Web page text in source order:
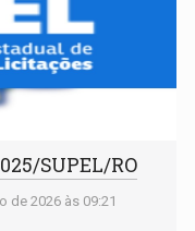
SUPEL/RO
de 2026 às 09:21